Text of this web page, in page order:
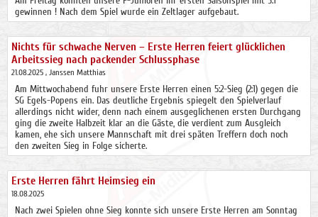
gewinnen ! Nach dem Spiel wurde ein Zeltlager aufgebaut.
Nichts für schwache Nerven – Erste Herren feiert glücklichen
Arbeitssieg nach packender Schlussphase
21.08.2025 , Janssen Matthias
Am Mittwochabend fuhr unsere Erste Herren einen 5:2-Sieg (2:1) gegen die
SG Egels-Popens ein. Das deutliche Ergebnis spiegelt den Spielverlauf
allerdings nicht wider, denn nach einem ausgeglichenen ersten Durchgang
ging die zweite Halbzeit klar an die Gäste, die verdient zum Ausgleich
kamen, ehe sich unsere Mannschaft mit drei späten Treffern doch noch
den zweiten Sieg in Folge sicherte.
Erste Herren fährt Heimsieg ein
18.08.2025
Nach zwei Spielen ohne Sieg konnte sich unsere Erste Herren am Sonntag